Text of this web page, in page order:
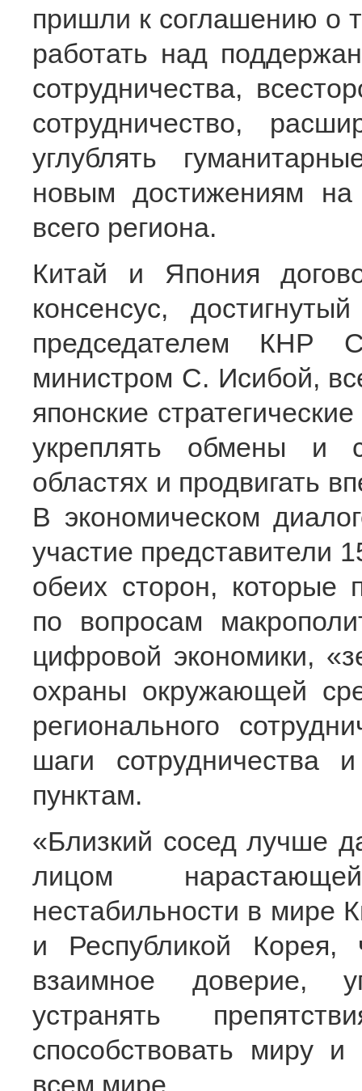
пришли к соглашению о
работать над
сотрудничества,
сотрудничество,
углублять
новым достижениям
всего региона.
Китай и Япония
консенсус,
председателем КНР
министром С. Исибой,
японские
укреплять обмены и
областях и продвигать
В экономическом
участие представители
обеих сторон, которые
по вопросам
цифровой экономики,
охраны окружающей
регионального
шаги сотрудничества
пунктам.
«Близкий сосед лучше
лицом
нестабильности в мире
и Республикой Корея,
взаимное доверие,
устранять
способствовать миру
всем мире.